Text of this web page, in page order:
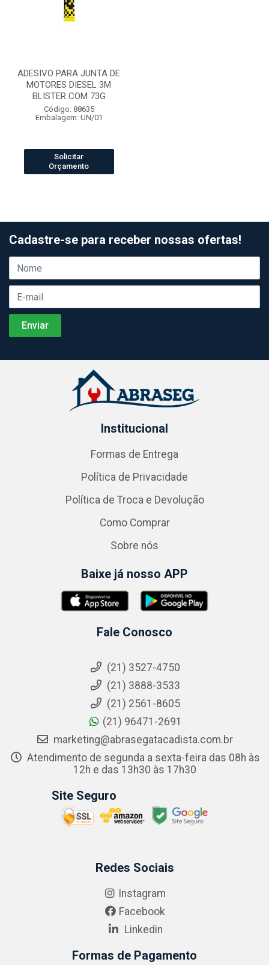
ADESIVO PARA JUNTA DE
MOTORES DIESEL 3M
BLISTER COM 73G
Código: 88635
Embalagem: UN/01
Solicitar
Orçamento
Cadastre-se para receber nossas ofertas!
Institucional
Formas de Entrega
Política de Privacidade
Política de Troca e Devolução
Como Comprar
Sobre nós
Baixe já nosso APP
Fale Conosco
(21) 3527-4750
(21) 3888-3533
(21) 2561-8605
(21) 96471-2691
marketing@abrasegatacadista.com.br
Atendimento de segunda a sexta-feira das 08h às
12h e das 13h30 às 17h30
Site Seguro
Redes Sociais
Instagram
Facebook
Linkedin
Formas de Pagamento